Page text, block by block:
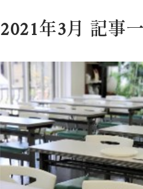
2021年3月 記事